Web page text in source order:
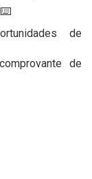
de
de